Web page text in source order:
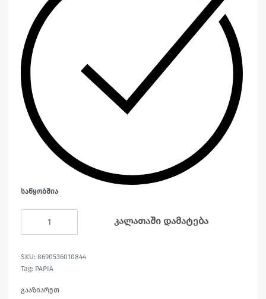
ᲡᲐᲬᲧᲝᲑᲨᲘᲐ
კალათაში დამატება
8690536010844
Tag: PAPIA
გააზიარეთ